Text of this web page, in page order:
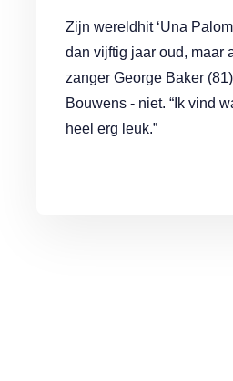
Zijn wereldhit ‘Una
dan vijftig jaar oud, maar
zanger George Baker
Bouwens - niet. “Ik vind
heel erg leuk.”